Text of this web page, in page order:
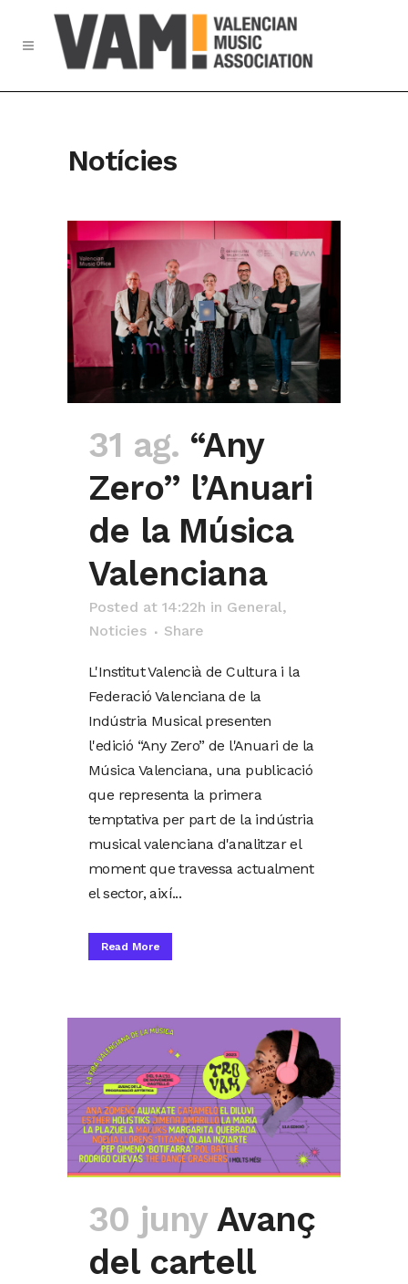
Notícies
31 ag. “Any
Zero” l’Anuari
de la Música
Valenciana
Posted at 14:22h in General,
Noticies
Share
L'Institut Valencià de Cultura i la
Federació Valenciana de la
Indústria Musical presenten
l'edició “Any Zero” de l'Anuari de la
Música Valenciana, una publicació
que representa la primera
temptativa per part de la indústria
musical valenciana d'analitzar el
moment que travessa actualment
el sector, així...
Read More
30 juny Avanç
del cartell